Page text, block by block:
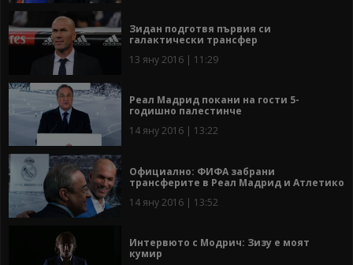
Зидан подготвя първия си
галактически трансфер
13 яну 2016 | 11:29
Реал Мадрид покани на гости 5-
годишно палестинче
14 яну 2016 | 13:22
Официално: ФИФА забрани
трансферите в Реал Мадрид и Атлетико
14 яну 2016 | 13:52
Интервюто с Модрич: Зизу е моят
кумир